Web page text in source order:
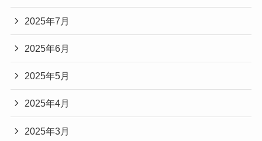
2025年7月
2025年6月
2025年5月
2025年4月
2025年3月